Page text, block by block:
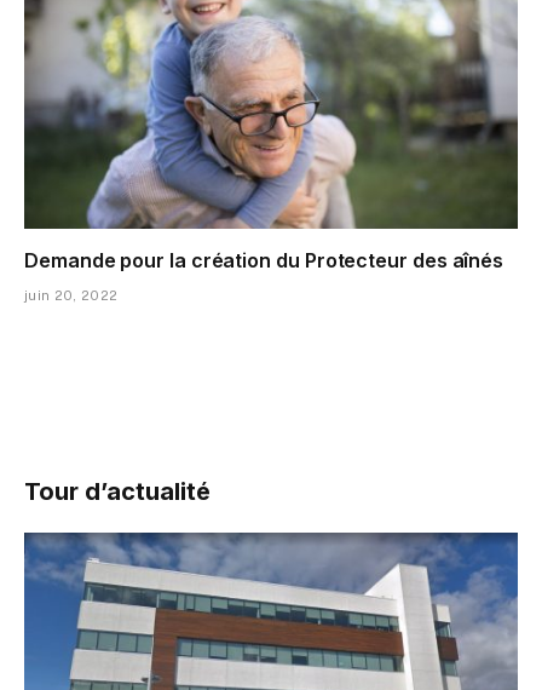
Demande pour la création du Protecteur des aînés
juin 20, 2022
Tour d’actualité